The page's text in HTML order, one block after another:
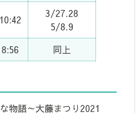
10:42
3/27.28
5/8.9
8:56 同上
物語～大藤まつり2021